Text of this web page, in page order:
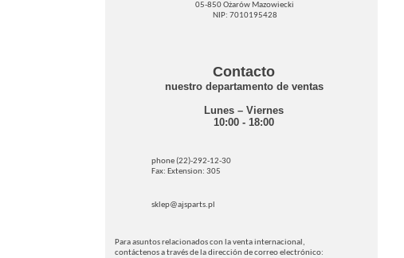
05-850 Ożarów Mazowiecki
NIP: 7010195428
Contacto
nuestro departamento de ventas
Lunes – Viernes
10:00 - 18:00
phone (22)-292-12-30
Fax: Extension: 305
sklep@ajsparts.pl
Para asuntos relacionados con la venta internacional,
contáctenos a través de la dirección de correo electrónico: